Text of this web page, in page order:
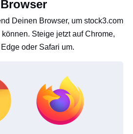
Browser
Deinen Browser, um stock3.com
Steige jetzt auf Chrome,
oder Safari um.